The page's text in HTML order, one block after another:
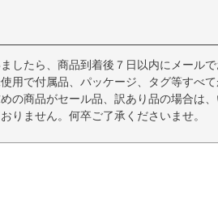
したら、商品到着後７日以内にメール
用で付属品、パッケージ、タグ等すべ
の商品がセール品、訳あり品の場合は
りません。何卒ご了承くださいませ。